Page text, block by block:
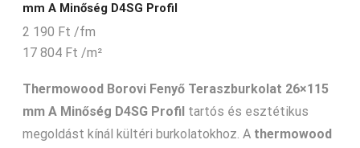
mm A Minőség D4SG Profil
2 190 Ft /fm
17 804 Ft /m²
Thermowood Borovi Fenyő Teraszburkolat 26×115
mm A Minőség D4SG Profil tartós és esztétikus
megoldást kínál kültéri burkolatokhoz. A thermowood